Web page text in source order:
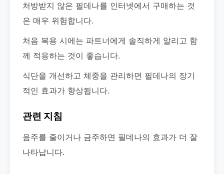
처방받지 않은 필데나를 인터넷에서 구매하는 것
은 매우 위험합니다.
처음 복용 시에는 파트너에게 솔직하게 알리고 함
께 적응하는 것이 좋습니다.
식단을 개선하고 체중을 관리하면 필데나의 장기
적인 효과가 향상됩니다.
관련 지침
음주를 줄이거나 금주하면 필데나의 효과가 더 잘
나타납니다.